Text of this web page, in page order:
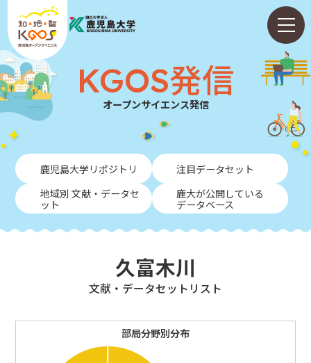
KGOS発信
オープンサイエンス発信
鹿児島大学リポジトリ
注目データセット
地域別 文献・データセ
ット
鹿大が公開している
データベース
久富木川
⽂献・データセットリスト
部局分野別分布
ホーム
ABOUT
KGOS発信
NEWS
ENGLISH